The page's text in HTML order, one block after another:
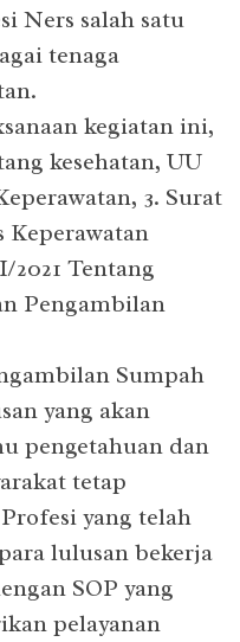
Ners salah satu
tenaga
kegiatan ini,
kesehatan, UU
3. Surat
Keperawatan
Tentang
Pengambilan
Sumpah
yang akan
pengetahuan dan
tetap
yang telah
lulusan bekerja
SOP yang
pelayanan